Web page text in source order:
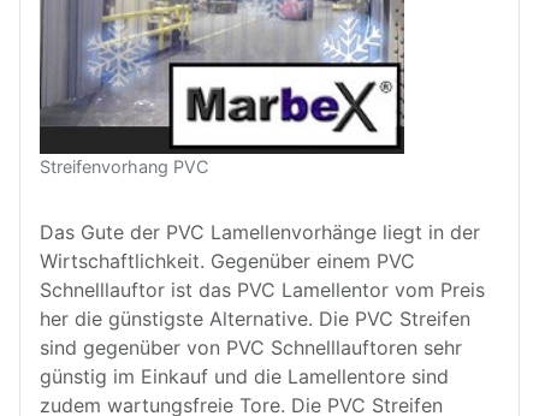
Streifenvorhang PVC
Das Gute der PVC Lamellenvorhänge liegt in der
Wirtschaftlichkeit. Gegenüber einem PVC
Schnelllauftor ist das PVC Lamellentor vom Preis
her die günstigste Alternative. Die PVC Streifen
sind gegenüber von PVC Schnelllauftoren sehr
günstig im Einkauf und die Lamellentore sind
zudem wartungsfreie Tore. Die PVC Streifen